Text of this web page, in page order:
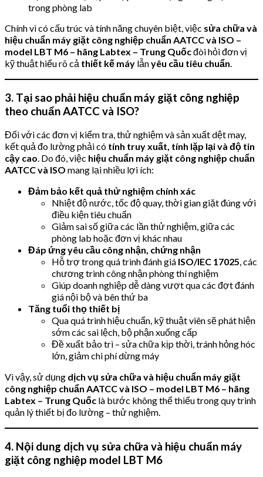
trong phòng lab
Chính vì có cấu trúc và tính năng chuyên biệt, việc sửa chữa và
hiệu chuẩn máy giặt công nghiệp chuẩn AATCC và ISO –
model LBT M6 – hãng Labtex – Trung Quốcđòi hỏi đơn vị
kỹ thuật hiểu rõ cả thiết kế máy lẫnyêu cầu tiêu chuẩn.
3. Tại sao phải hiệu chuẩn máy giặt công nghiệp
theo chuẩn AATCC và ISO?
Đối với các đơn vị kiểm tra, thử nghiệm và sản xuất dệt may,
kết quả đo lường phải có tính truy xuất, tính lặp lại và độ tin
cậy cao. Do đó, việc hiệu chuẩn máy giặt công nghiệp chuẩn
AATCC và ISO mang lại nhiều lợi ích:
Đảm bảo kết quả thử nghiệm chính xác
Nhiệt độ nước, tốc độ quay, thời gian giặt đúng với
điều kiện tiêu chuẩn
Giảm sai số giữa các lần thử nghiệm, giữa các
phòng lab hoặc đơn vị khác nhau
Đáp ứng yêu cầu công nhận, chứng nhận
Hỗ trợ trong quá trình đánh giá ISO/IEC 17025, các
chương trình công nhận phòng thí nghiệm
Giúp doanh nghiệp dễ dàng vượt qua các đợt đánh
giá nội bộ và bên thứ ba
Tăng tuổi thọ thiết bị
Qua quá trình hiệu chuẩn, kỹ thuật viên sẽ phát hiện
sớm các sai lệch, bộ phận xuống cấp
Đề xuất bảo trì – sửa chữa kịp thời, tránh hỏng hóc
lớn, giảm chi phí dừng máy
Vì vậy, sử dụng dịch vụ sửa chữa và hiệu chuẩn máy giặt
công nghiệp chuẩn AATCC và ISO – model LBT M6 – hãng
Labtex – Trung Quốc là bước không thể thiếu trong quy trình
quản lý thiết bị đo lường – thử nghiệm.
4. Nội dung dịch vụ sửa chữa và hiệu chuẩn máy
giặt công nghiệp model LBT M6